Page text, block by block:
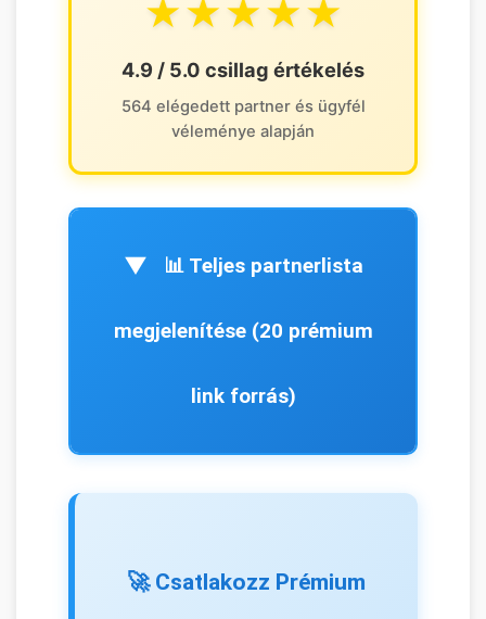
★★★★★
4.9 / 5.0 csillag értékelés
564 elégedett partner és ügyfél
véleménye alapján
📊 Teljes partnerlista
megjelenítése (20 prémium
link forrás)
🚀 Csatlakozz Prémium